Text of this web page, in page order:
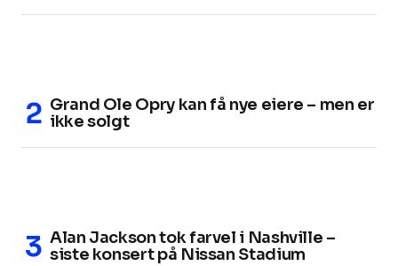
Grand Ole Opry kan få nye eiere – men er
ikke solgt
Alan Jackson tok farvel i Nashville –
siste konsert på Nissan Stadium